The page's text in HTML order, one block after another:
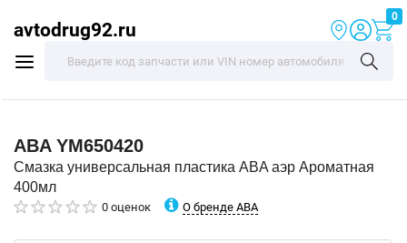
avtodrug92.ru
0
ABA YM650420
Смазка универсальная пластика ABA аэр Ароматная
400мл
0 оценок О бренде ABA